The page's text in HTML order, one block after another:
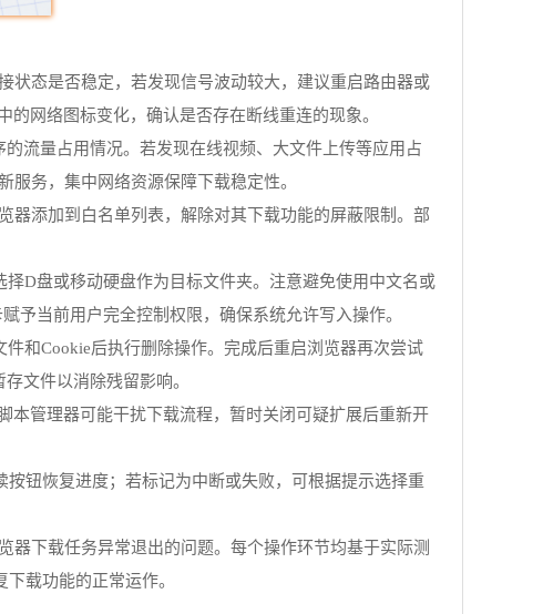
状态是否稳定，若发现信号波动较大，建议重启路由器或
网络图标变化，确认是否存在断线重连的现象。
流量占用情况。若发现在线视频、大文件上传等应用占
务，集中网络资源保障下载稳定性。
器添加到白名单列表，解除对其下载功能的屏蔽限制。部
择D盘或移动硬盘作为目标文件夹。注意避免使用中文名或
予当前用户完全控制权限，确保系统允许写入操作。
和Cookie后执行删除操作。完成后重启浏览器再次尝试
文件以消除残留影响。
本管理器可能干扰下载流程，暂时关闭可疑扩展后重新开
钮恢复进度；若标记为中断或失败，可根据提示选择重
器下载任务异常退出的问题。每个操作环节均基于实际测
载功能的正常运作。